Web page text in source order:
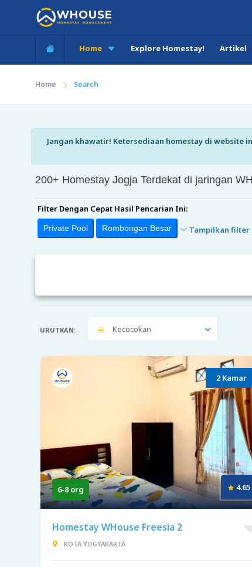
Home Explore Homestay! Artikel
Home Search
Jangan khawatir! Ketersediaan homestay di
200+ Homestay Jogja Terdekat di jaringan
Filter Dengan Cepat Hasil Pencarian Ini:
Private Pool Rombongan Besar Tampilkan filter
URUTKAN: Kecocokan
2 Kamar
6-8 org 4.65
Homestay WHouse Freesia 2
KOTA YOGYAKARTA